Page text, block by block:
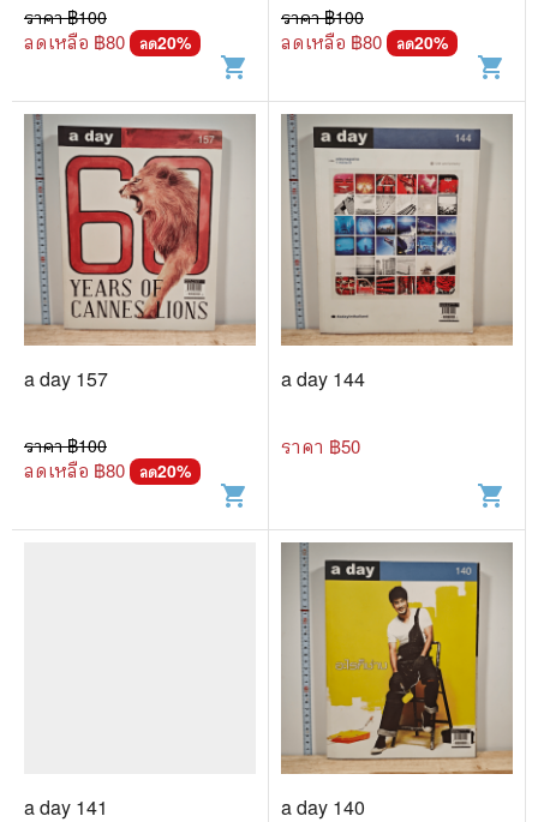
ราคา ฿100
ลดเหลือ ฿80 ลด20%
shopping_cart
ราคา ฿100
ลดเหลือ ฿80 ลด20%
shopping_cart
a day 157
ราคา ฿100
ลดเหลือ ฿80 ลด20%
shopping_cart
a day 144
ราคา ฿50
shopping_cart
a day 141 a day 140